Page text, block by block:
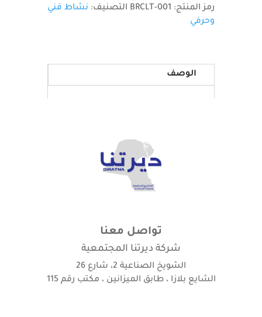
رمز المنتج: BRCLT-001 التصنيف: نشاط فني
وحرفي
الوصف
تواصل معنا
شركة ديرتنا المجتمعية
الشويخ الصناعية 2، شارع 26
الشايع بلازا ، طابق الميزانين ، مكتب رقم 115